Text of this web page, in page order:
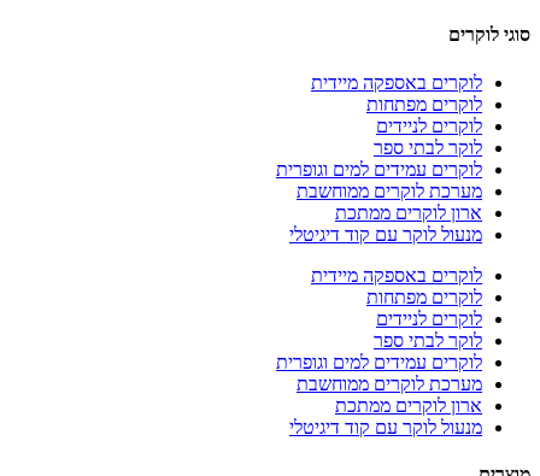
סוגי לוקרים
לוקרים באספקה מיידית
לוקרים מפתחות
לוקרים לניידים
לוקר לבתי ספר
לוקרים עמידים למים וגופרית
מערכת לוקרים ממוחשבת
ארון לוקרים ממתכת
מנעול לוקר עם קוד דיגיטלי
לוקרים באספקה מיידית
לוקרים מפתחות
לוקרים לניידים
לוקר לבתי ספר
לוקרים עמידים למים וגופרית
מערכת לוקרים ממוחשבת
ארון לוקרים ממתכת
מנעול לוקר עם קוד דיגיטלי